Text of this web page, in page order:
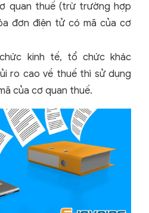
quan thuế (trừ trường hợp
đơn điện tử có mã của cơ
kinh tế, tổ chức khác
ro cao về thuế thì sử dụng
của cơ quan thuế.